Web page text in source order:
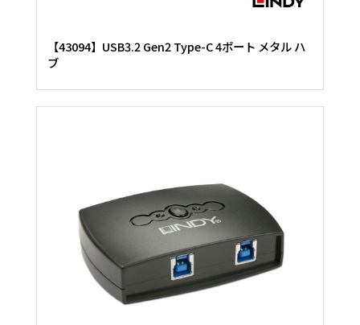
【43094】USB3.2 Gen2 Type-C 4ポート メタル ハ
ブ